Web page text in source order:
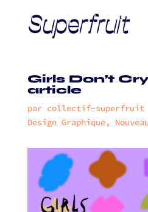
Girls Don’t
article
par collectif-superfruit
Design Graphique,